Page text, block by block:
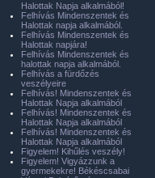
Halottak Napja alkalmából!
Felhívás Mindenszentek és
Halottak napja alkalmából.
Felhívás Mindenszentek és
Halottak napjára!
Felhívás Mindenszentek és
halottak napja alkalmából.
Felhívás a fürdőzés
veszélyeire
Felhívás! Mindenszentek és
Halottak Napja alkalmából
Felhívás! Mindenszentek és
Halottak Napja alkalmából
Felhívás! Mindenszentek és
Halottak Napja alkalmából
Figyelem! Kihűlés veszély!
Figyelem! Vigyázzunk a
gyermekekre! Békéscsabai